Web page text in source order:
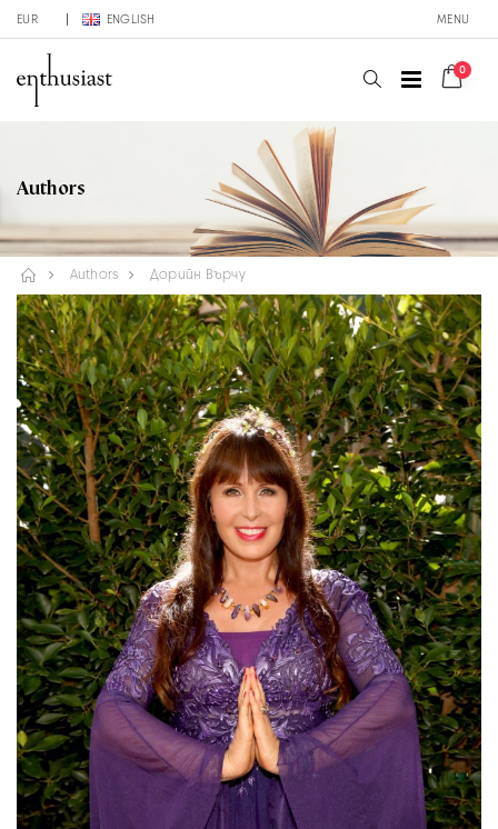
EUR ENGLISH MENU
0
Authors
Authors Дорийн Върчу